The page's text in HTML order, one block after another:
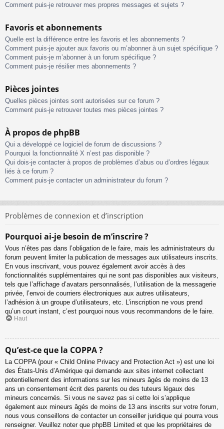
Comment puis-je retrouver mes propres messages et sujets ?
Favoris et abonnements
Quelle est la différence entre les favoris et les abonnements ?
Comment puis-je ajouter aux favoris ou m’abonner à un sujet spécifique ?
Comment puis-je m’abonner à un forum spécifique ?
Comment puis-je résilier mes abonnements ?
Pièces jointes
Quelles pièces jointes sont autorisées sur ce forum ?
Comment puis-je retrouver toutes mes pièces jointes ?
À propos de phpBB
Qui a développé ce logiciel de forum de discussions ?
Pourquoi la fonctionnalité X n’est pas disponible ?
Qui dois-je contacter à propos de problèmes d’abus ou d’ordres légaux
liés à ce forum ?
Comment puis-je contacter un administrateur du forum ?
Problèmes de connexion et d’inscription
Pourquoi ai-je besoin de m’inscrire ?
Vous n’êtes pas dans l’obligation de le faire, mais les administrateurs du
forum peuvent limiter la publication de messages aux utilisateurs inscrits.
En vous inscrivant, vous pouvez également avoir accès à des
fonctionnalités supplémentaires qui ne sont pas disponibles aux visiteurs,
tels que l’affichage d’avatars personnalisés, l’utilisation de la messagerie
privée, l’envoi de courriers électroniques aux autres utilisateurs,
l’adhésion à un groupe d’utilisateurs, etc. L’inscription ne vous prend
qu’un court instant, c’est pourquoi nous vous recommandons de le faire.
Haut
Qu’est-ce que la COPPA ?
La COPPA (pour « Child Online Privacy and Protection Act ») est une loi
des États-Unis d’Amérique qui demande aux sites internet collectant
potentiellement des informations sur les mineurs âgés de moins de 13
ans un consentement écrit des parents ou des tuteurs légaux des
mineurs concernés. Si vous ne savez pas si cette loi s’applique
également aux mineurs âgés de moins de 13 ans inscrits sur votre forum,
nous vous conseillons de contacter un conseiller juridique qui pourra vous
renseigner. Veuillez noter que phpBB Limited et que les propriétaires de